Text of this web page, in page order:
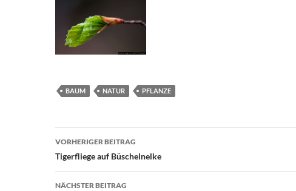
BAUM NATUR PFLANZE
Beitragsnavigation
VORHERIGER BEITRAG
Tigerfliege auf Büschelnelke
NÄCHSTER BEITRAG